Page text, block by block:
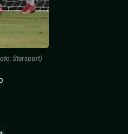
Starsport)